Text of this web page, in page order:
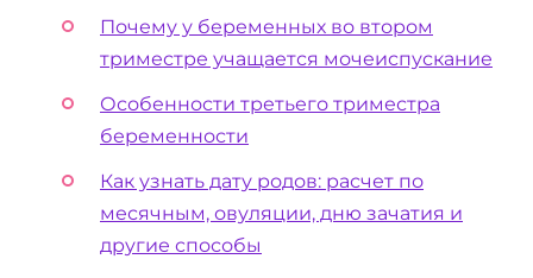
Почему у беременных во втором
триместре учащается мочеиспускание
Особенности третьего триместра
беременности
Как узнать дату родов: расчет по
месячным, овуляции, дню зачатия и
другие способы